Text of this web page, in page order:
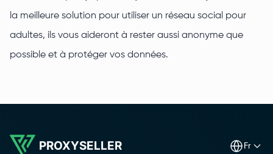
la meilleure solution pour utiliser un réseau social pour
adultes, ils vous aideront à rester aussi anonyme que
possible et à protéger vos données.
PROXYSELLER fr